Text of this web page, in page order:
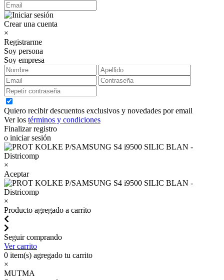
Crear una cuenta
×
Registrarme
Soy persona
Soy empresa
Quiero recibir descuentos exclusivos y novedades por email
Ver los términos y condiciones
Finalizar registro
o iniciar sesión
×
Aceptar
×
Producto agregado a carrito
Seguir comprando
Ver carrito
0 item(s) agregado tu carrito
×
MUTMA